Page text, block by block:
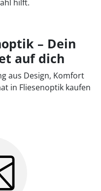
hilft.
– Dein
auf dich
aus Design, Komfort
in Fliesenoptik kaufen